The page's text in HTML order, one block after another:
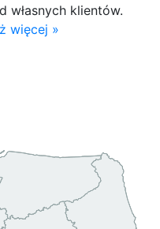
własnych klientów.
więcej »